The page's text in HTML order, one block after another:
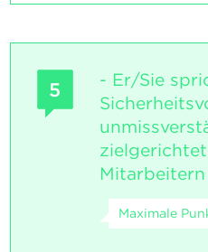
5
- Er/Sie
Mitarbeitern
Maximale